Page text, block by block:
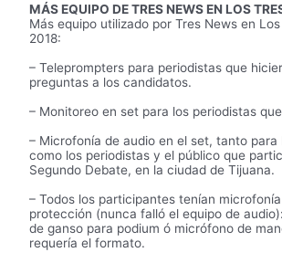
MÁS EQUIPO DE TRES NEWS EN LOS
Más equipo utilizado por Tres News en
2018:
– Teleprompters para periodistas que
preguntas a los candidatos.
– Monitoreo en set para los periodistas
– Microfonía de audio en el set, tanto para
como los periodistas y el público que
Segundo Debate, en la ciudad de Tijuana.
– Todos los participantes tenían
protección (nunca falló el equipo de
de ganso para podium ó micrófono de
requería el formato.